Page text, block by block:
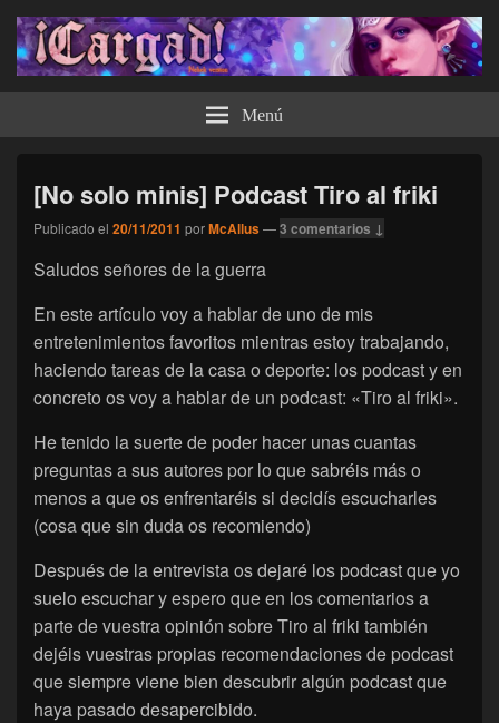
¡Cargad! Menú
[No solo minis] Podcast Tiro al friki
Publicado el 20/11/2011 porMcAllus—3 comentarios ↓
Saludos señores de la guerra
En este artículo voy a hablar de uno de mis
entretenimientos favoritos mientras estoy trabajando,
haciendo tareas de la casa o deporte: los podcast y en
concreto os voy a hablar de un podcast: «Tiro al friki».
He tenido la suerte de poder hacer unas cuantas
preguntas a sus autores por lo que sabréis más o
menos a que os enfrentaréis si decidís escucharles
(cosa que sin duda os recomiendo)
Después de la entrevista os dejaré los podcast que yo
suelo escuchar y espero que en los comentarios a
parte de vuestra opinión sobre Tiro al friki también
dejéis vuestras propias recomendaciones de podcast
que siempre viene bien descubrir algún podcast que
haya pasado desapercibido.